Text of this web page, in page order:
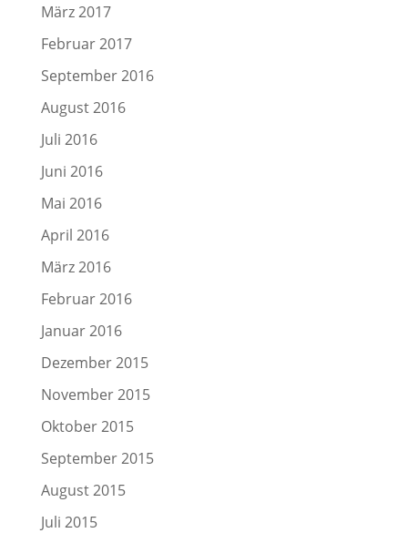
März 2017
Februar 2017
September 2016
August 2016
Juli 2016
Juni 2016
Mai 2016
April 2016
März 2016
Februar 2016
Januar 2016
Dezember 2015
November 2015
Oktober 2015
September 2015
August 2015
Juli 2015